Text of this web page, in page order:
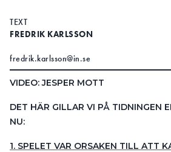
TEXT
FREDRIK KARLSSON
fredrik.karlsson@in.se
VIDEO: JESPER MOTT
DET HÄR GILLAR VI PÅ TIDNINGEN
NU:
1. SPELET VAR ORSAKEN TILL ATT